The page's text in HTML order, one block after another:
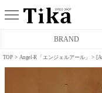
BRAND
TOP Angel-R「エンジェルアール」